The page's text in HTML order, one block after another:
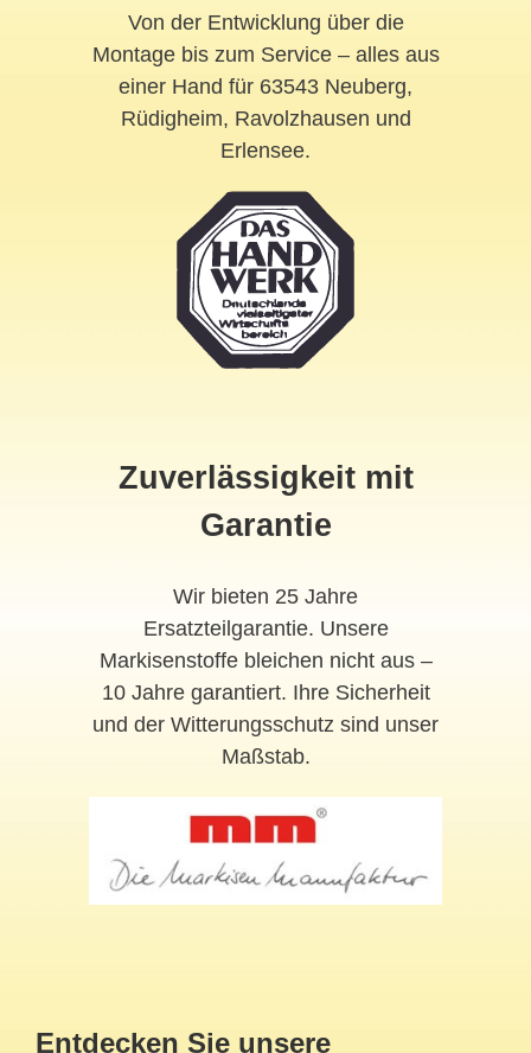
Von der Entwicklung über die
Montage bis zum Service – alles aus
einer Hand für 63543 Neuberg,
Rüdigheim, Ravolzhausen und
Erlensee.
Zuverlässigkeit mit
Garantie
Wir bieten 25 Jahre
Ersatzteilgarantie. Unsere
Markisenstoffe bleichen nicht aus –
10 Jahre garantiert. Ihre Sicherheit
und der Witterungsschutz sind unser
Maßstab.
Entdecken Sie unsere